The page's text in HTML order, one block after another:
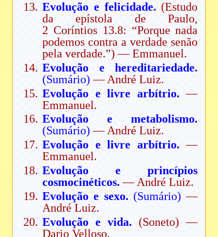
Evolução e felicidade. (Estudo
da epístola de Paulo,
2 Coríntios 13.8: “Porque nada
podemos contra a verdade senão
pela verdade.”) — Emmanuel.
Evolução e hereditariedade.
(Sumário) — André Luiz.
Evolução e livre arbítrio. —
Emmanuel.
Evolução e metabolismo.
(Sumário) — André Luiz.
Evolução e livre arbítrio. —
Emmanuel.
Evolução e princípios
cosmocinéticos. — André Luiz.
Evolução e sexo. (Sumário) —
André Luiz.
Evolução e vida. (Soneto) —
Dario Velloso.